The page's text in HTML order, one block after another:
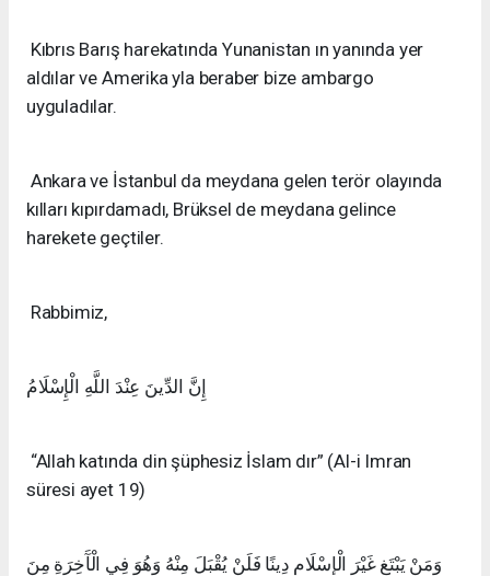
Kıbrıs Barış harekatında Yunanistan ın yanında yer
aldılar ve Amerika yla beraber bize ambargo
uyguladılar.
Ankara ve İstanbul da meydana gelen terör olayında
kılları kıpırdamadı, Brüksel de meydana gelince
harekete geçtiler.
Rabbimiz,
إِنَّ الدِّينَ عِنْدَ اللَّهِ الْإِسْلَامُ
“Allah katında din şüphesiz İslam dır” (Al-i Imran
süresi ayet 19)
وَمَنْ يَبْتَغِ غَيْرَ الْإِسْلَامِ دِينًا فَلَنْ يُقْبَلَ مِنْهُ وَهُوَ فِي الْآَخِرَةِ مِنَ